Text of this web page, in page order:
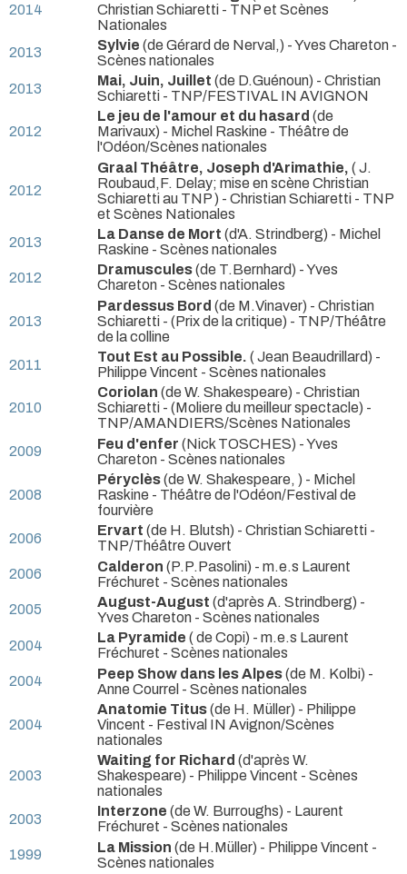
2014
Christian Schiaretti - TNP et Scènes
Nationales
2013
Sylvie (de Gérard de Nerval,) - Yves Chareton -
Scènes nationales
2013
Mai, Juin, Juillet (de D.Guénoun) - Christian
Schiaretti - TNP/FESTIVAL IN AVIGNON
2012
Le jeu de l'amour et du hasard (de
Marivaux) - Michel Raskine - Théâtre de
l'Odéon/Scènes nationales
2012
Graal Théâtre, Joseph d'Arimathie, ( J.
Roubaud,F. Delay; mise en scène Christian
Schiaretti au TNP ) - Christian Schiaretti - TNP
et Scènes Nationales
2013
La Danse de Mort (d'A. Strindberg) - Michel
Raskine - Scènes nationales
2012
Dramuscules(de T.Bernhard) - Yves
Chareton - Scènes nationales
2013
Pardessus Bord (de M.Vinaver) - Christian
Schiaretti - (Prix de la critique) - TNP/Théâtre
de la colline
2011
Tout Est au Possible. ( Jean Beaudrillard) -
Philippe Vincent - Scènes nationales
2010
Coriolan (de W. Shakespeare) - Christian
Schiaretti - (Moliere du meilleur spectacle) -
TNP/AMANDIERS/Scènes Nationales
2009
Feu d'enfer (Nick TOSCHES) - Yves
Chareton - Scènes nationales
2008
Péryclès(de W. Shakespeare, ) - Michel
Raskine - Théâtre de l'Odéon/Festival de
fourvière
2006
Ervart (de H. Blutsh) - Christian Schiaretti -
TNP/Théâtre Ouvert
2006
Calderon (P.P.Pasolini) - m.e.s Laurent
Fréchuret - Scènes nationales
2005
August-August (d'après A. Strindberg) -
Yves Chareton - Scènes nationales
2004
La Pyramide ( de Copi) - m.e.s Laurent
Fréchuret - Scènes nationales
2004
Peep Show dans les Alpes(de M. Kolbi) -
Anne Courrel - Scènes nationales
2004
Anatomie Titus(de H. Müller) - Philippe
Vincent - Festival IN Avignon/Scènes
nationales
2003
Waiting for Richard (d'après W.
Shakespeare) - Philippe Vincent - Scènes
nationales
2003
Interzone (de W. Burroughs) - Laurent
Fréchuret - Scènes nationales
1999
La Mission (de H.Müller) - Philippe Vincent -
Scènes nationales